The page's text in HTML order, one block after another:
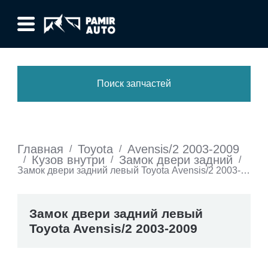
Поиск запчастей
Главная / Toyota / Avensis/2 2003-2009
/ Кузов внутри / Замок двери задний
/
Замок двери задний левый Toyota Avensis/2 2003-
Замок двери задний левый
Toyota Avensis/2 2003-2009